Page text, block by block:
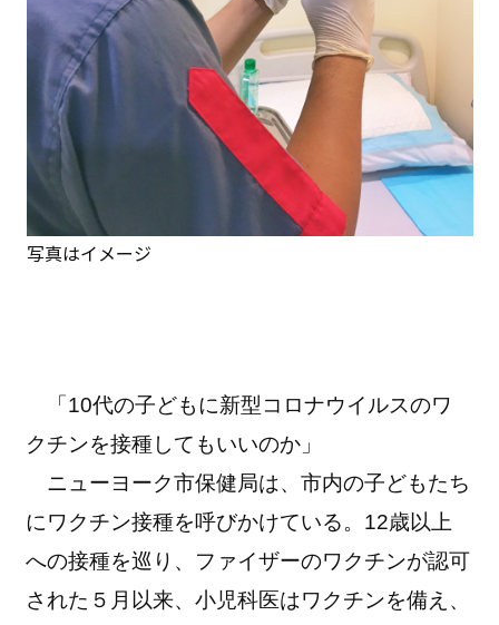
写真はイメージ
「10代の子どもに新型コロナウイルスのワ
クチンを接種してもいいのか」
ニューヨーク市保健局は、市内の子どもたち
にワクチン接種を呼びかけている。12歳以上
への接種を巡り、ファイザーのワクチンが認可
された５月以来、小児科医はワクチンを備え、